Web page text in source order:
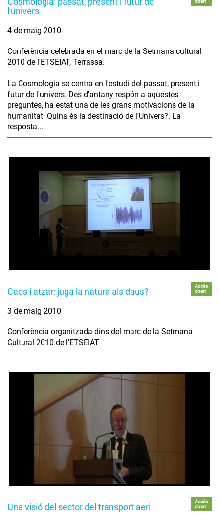
l'univers
obert
4 de maig 2010
Conferència celebrada en el marc de la Setmana cultural
2010 de l'ETSEIAT, Terrassa.
La Cosmologia se centra en l'estudi del passat, present i
futur de l'univers. Des d'antany respón a aquestes
preguntes, ha estat una de les grans motivacions de la
humanitat. Quina és la destinació de l'Univers?. La
resposta....
Caos i atzar: juga la natura als daus?
Accés
obert
3 de maig 2010
Conferència organitzada dins del marc de la Setmana
Cultural 2010 de l'ETSEIAT
Una visió del sector del transport aeri
Accés
obert